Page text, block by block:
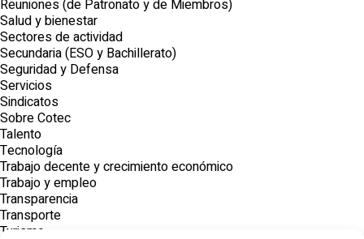
Reuniones (de Patronato y de Miembros)
Salud y bienestar
Sectores de actividad
Secundaria (ESO y Bachillerato)
Seguridad y Defensa
Servicios
Sindicatos
Sobre Cotec
Talento
Tecnología
Trabajo decente y crecimiento económico
Trabajo y empleo
Transparencia
Transporte
Turismo